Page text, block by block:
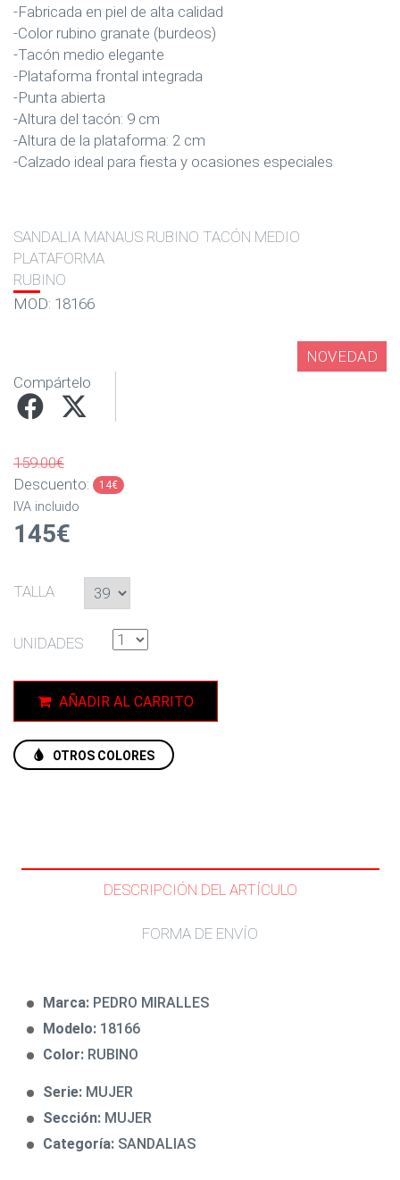
-Fabricada en piel de alta calidad
-Color rubino granate (burdeos)
-Tacón medio elegante
-Plataforma frontal integrada
-Punta abierta
-Altura del tacón: 9 cm
-Altura de la plataforma: 2 cm
-Calzado ideal para fiesta y ocasiones especiales
SANDALIA MANAUS RUBINO TACÓN MEDIO
PLATAFORMA
RUBINO
MOD: 18166
NOVEDAD
Compártelo
159.00€
Descuento:
14€
IVA incluido
145€
TALLA
UNIDADES
AÑADIR AL CARRITO
OTROS COLORES
DESCRIPCIÓN DEL ARTÍCULO
FORMA DE ENVÍO
Marca: PEDRO MIRALLES
Modelo: 18166
Color: RUBINO
Serie: MUJER
Sección: MUJER
Categoría: SANDALIAS